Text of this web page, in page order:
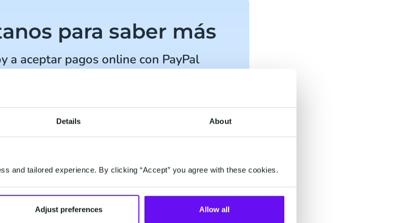
Details About
and tailored experience. By clicking “Accept” you agree with these cookies.
Adjust preferences Allow all
para saber más
a aceptar pagos online con PayPal